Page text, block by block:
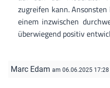
zugreifen kann.
einem inzwischen
überwiegend positiv
Marc Edam am 06.06.2025 17:28